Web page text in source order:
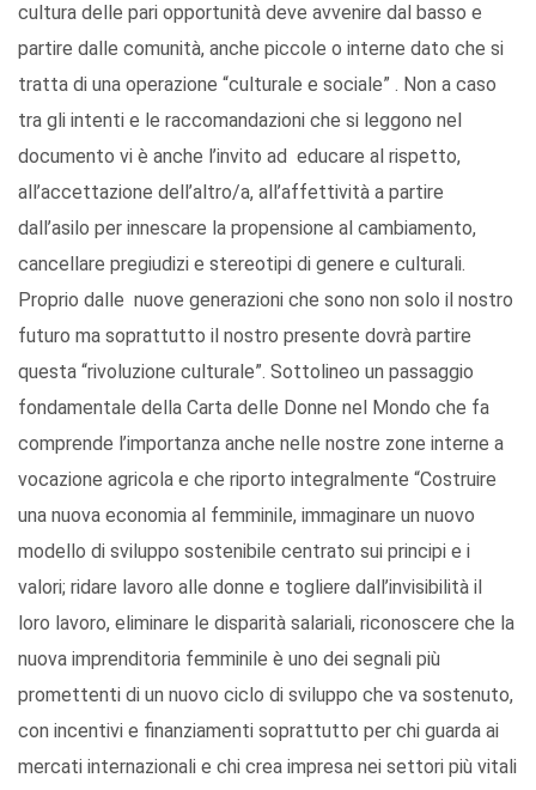
cultura delle pari opportunità deve avvenire dal basso e
partire dalle comunità, anche piccole o interne dato che si
tratta di una operazione “culturale e sociale” . Non a caso
tra gli intenti e le raccomandazioni che si leggono nel
documento vi è anche l’invito ad educare al rispetto,
all’accettazione dell’altro/a, all’affettività a partire
dall’asilo per innescare la propensione al cambiamento,
cancellare pregiudizi e stereotipi di genere e culturali.
Proprio dalle nuove generazioni che sono non solo il nostro
futuro ma soprattutto il nostro presente dovrà partire
questa “rivoluzione culturale”. Sottolineo un passaggio
fondamentale della Carta delle Donne nel Mondo che fa
comprende l’importanza anche nelle nostre zone interne a
vocazione agricola e che riporto integralmente “Costruire
una nuova economia al femminile, immaginare un nuovo
modello di sviluppo sostenibile centrato sui principi e i
valori; ridare lavoro alle donne e togliere dall’invisibilità il
loro lavoro, eliminare le disparità salariali, riconoscere che la
nuova imprenditoria femminile è uno dei segnali più
promettenti di un nuovo ciclo di sviluppo che va sostenuto,
con incentivi e finanziamenti soprattutto per chi guarda ai
mercati internazionali e chi crea impresa nei settori più vitali